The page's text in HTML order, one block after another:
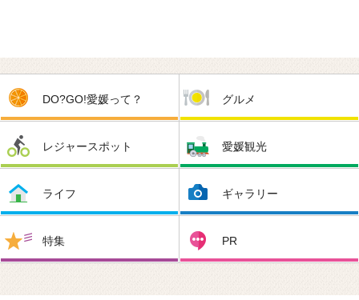
DO?GO!愛媛って？ グルメ
レジャースポット 愛媛観光
ライフ ギャラリー
特集 PR